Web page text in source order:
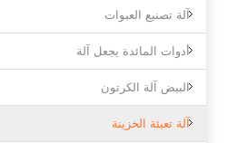
آلة تصنيع العبوات
أدوات المائدة يجعل آلة
البيض آلة الكرتون
آلة تعبئة الخزينة